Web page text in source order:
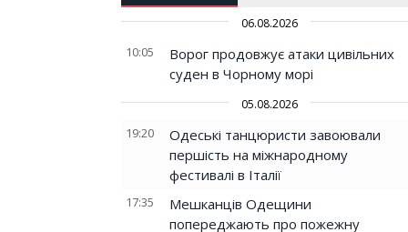
06.08.2026
10:05
Ворог продовжує атаки цивільних
суден в Чорному морі
05.08.2026
19:20
Одеські танцюристи завоювали
першість на міжнародному
фестивалі в Італії
17:35
Мешканців Одещини
попереджають про пожежну